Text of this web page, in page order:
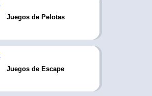
Juegos de Pelotas
Juegos de Escape